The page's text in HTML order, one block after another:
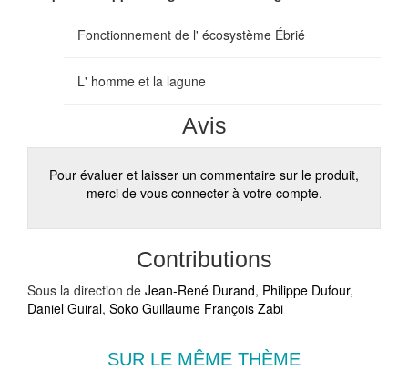
Fonctionnement de l' écosystème Ébrié
L' homme et la lagune
Avis
Pour évaluer et laisser un commentaire sur le produit,
merci de vous connecter à votre compte.
Contributions
Sous la direction de Jean-René Durand, Philippe Dufour,
Daniel Guiral, Soko Guillaume François Zabi
SUR LE MÊME THÈME